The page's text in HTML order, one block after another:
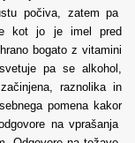
počiva, zatem pa
kot jo je imel pred
bogato z vitamini
pa se alkohol,
raznolika in
pomena kakor
na vprašanja